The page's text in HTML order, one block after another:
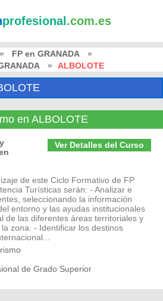
profesional .com.es
» FP en GRANADA
»
» ALBOLOTE
en ALBOLOTE
Ver Detalles del Curso
de este Ciclo Formativo de FP
Turísticas serán: - Analizar e
seleccionando la información
entorno y las ayudas institucionales
de las diferentes áreas territoriales y
zona. - Identificar los destinos
de Grado Superior